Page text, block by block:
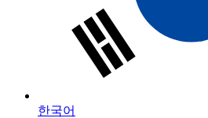
한국어